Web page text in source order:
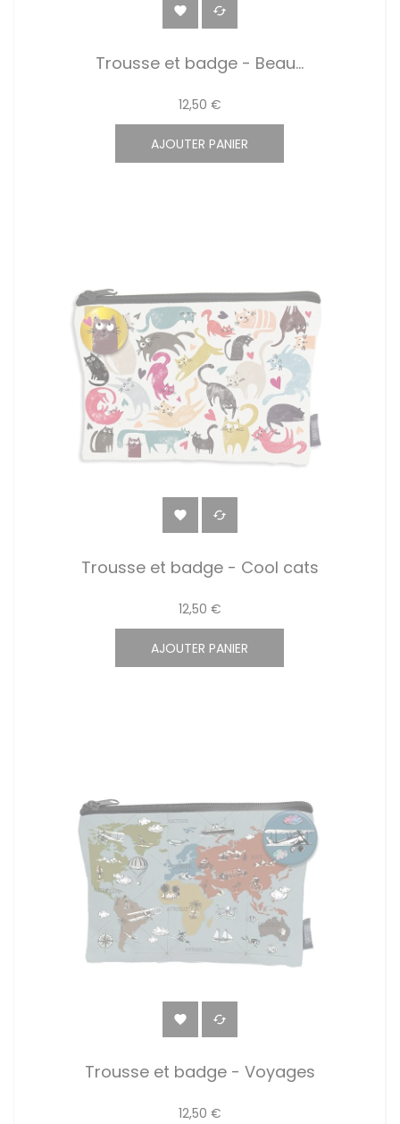
 
Trousse et badge - Beau...
12,50 €
AJOUTER PANIER
 
Trousse et badge - Cool cats
12,50 €
AJOUTER PANIER
 
Trousse et badge - Voyages
12,50 €